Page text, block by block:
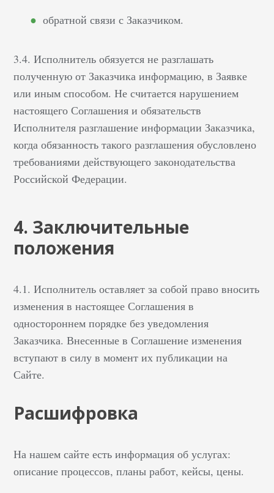
обратной связи с Заказчиком.
3.4. Исполнитель обязуется не разглашать
полученную от Заказчика информацию, в Заявке
или иным способом. Не считается нарушением
настоящего Соглашения и обязательств
Исполнителя разглашение информации Заказчика,
когда обязанность такого разглашения обусловлено
требованиями действующего законодательства
Российской Федерации.
4. Заключительные
положения
4.1. Исполнитель оставляет за собой право вносить
изменения в настоящее Соглашения в
одностороннем порядке без уведомления
Заказчика. Внесенные в Соглашение изменения
вступают в силу в момент их публикации на
Сайте.
Расшифровка
На нашем сайте есть информация об услугах:
описание процессов, планы работ, кейсы, цены.